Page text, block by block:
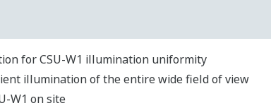
for CSU-W1 illumination uniformity
illumination of the entire wide field of view
W1 on site